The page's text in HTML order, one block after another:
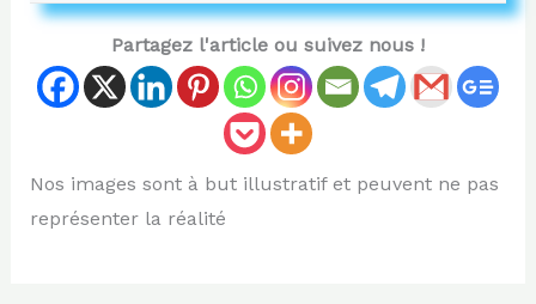
Partagez l'article ou suivez nous !
Nos images sont à but illustratif et peuvent ne pas
représenter la réalité